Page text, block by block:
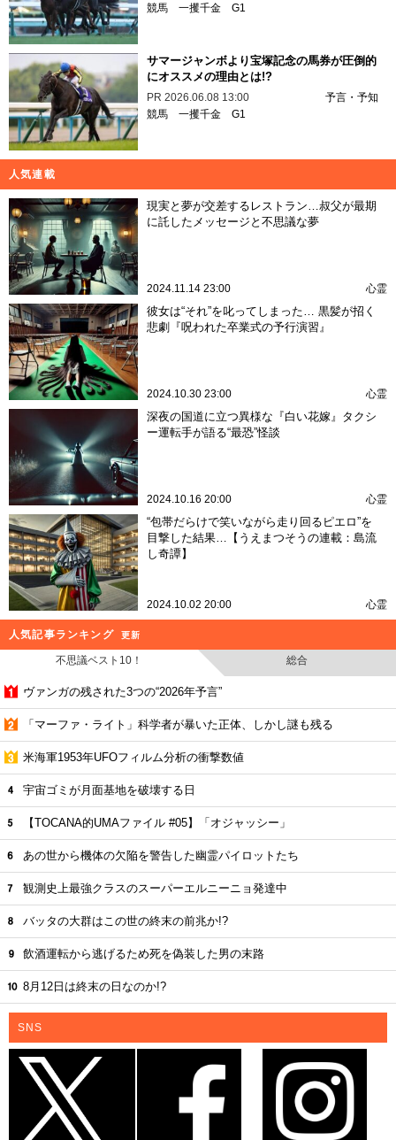
競馬 一攫千金 G1
サマージャンボより宝塚記念の馬券が圧倒的
にオススメの理由とは!?
PR 2026.06.08 13:00
予言・予知
競馬 一攫千金 G1
人気連載
現実と夢が交差するレストラン…叔父が最期
に託したメッセージと不思議な夢
2024.11.14 23:00 心霊
彼女は“それ”を叱ってしまった… 黒髪が招く
悲劇『呪われた卒業式の予行演習』
2024.10.30 23:00 心霊
深夜の国道に立つ異様な『白い花嫁』タクシ
ー運転手が語る“最恐”怪談
2024.10.16 20:00 心霊
“包帯だらけで笑いながら走り回るピエロ”を
目撃した結果…【うえまつそうの連載：島流
し奇譚】
2024.10.02 20:00 心霊
人気記事ランキング 更新
不思議ベスト10！ 総合
ヴァンガの残された3つの“2026年予言”
「マーファ・ライト」科学者が暴いた正体、しかし謎も残る
米海軍1953年UFOフィルム分析の衝撃数値
宇宙ゴミが月面基地を破壊する日
【TOCANA的UMAファイル #05】「オジャッシー」
あの世から機体の欠陥を警告した幽霊パイロットたち
観測史上最強クラスのスーパーエルニーニョ発達中
バッタの大群はこの世の終末の前兆か!?
飲酒運転から逃げるため死を偽装した男の末路
8月12日は終末の日なのか!?
SNS